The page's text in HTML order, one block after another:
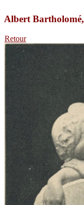
Albert Bartholomé,
Retour